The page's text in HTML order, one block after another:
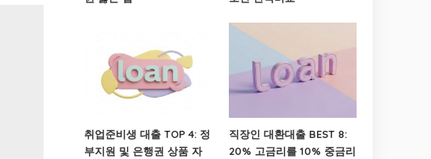
취업준비생 대출 TOP 4: 정
부지원 및 은행권 상품 자
직장인 대환대출 BEST 8:
20% 고금리를 10% 중금리